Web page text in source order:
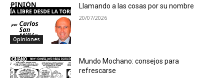
Opiniones
Llamando a las cosas por su nombre
20/07/2026
Mundo Mochano: consejos para
refrescarse